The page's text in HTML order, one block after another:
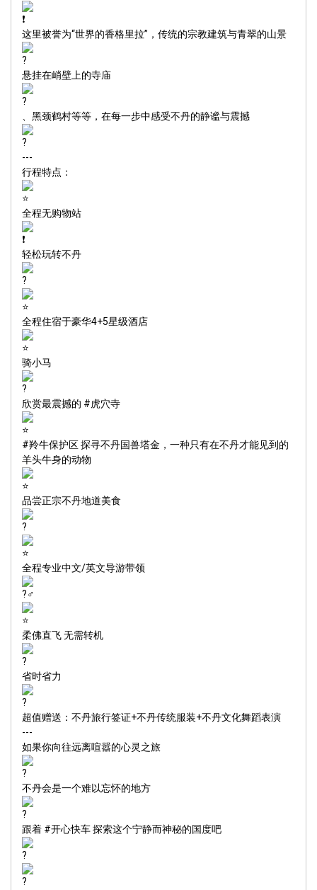
这里被誉为“世界的香格里拉”，传统的宗教建筑与青翠的山景
悬挂在峭壁上的寺庙
、黑颈鹤村等等，在每一步中感受不丹的静谧与震撼
---
行程特点：
全程无购物站
轻松玩转不丹
全程住宿于豪华4+5星级酒店
骑小马
欣赏最震撼的 #虎穴寺
#羚牛保护区探寻不丹国兽塔金，一种只有在不丹才能见到的
羊头牛身的动物
品尝正宗不丹地道美食
全程专业中文/英文导游带领
柔佛直飞 无需转机
省时省力
超值赠送：不丹旅行签证+不丹传统服装+不丹文化舞蹈表演
---
如果你向往远离喧嚣的心灵之旅
不丹会是一个难以忘怀的地方
跟着 #开心快车探索这个宁静而神秘的国度吧